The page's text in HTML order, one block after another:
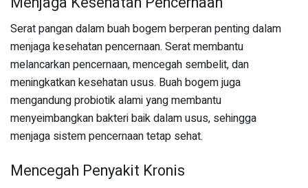
Serat pangan dalam buah bogem berperan penting dalam
menjaga kesehatan pencernaan. Serat membantu
melancarkan pencernaan, mencegah sembelit, dan
meningkatkan kesehatan usus. Buah bogem juga
mengandung probiotik alami yang membantu
menyeimbangkan bakteri baik dalam usus, sehingga
menjaga sistem pencernaan tetap sehat.
Mencegah Penyakit Kronis